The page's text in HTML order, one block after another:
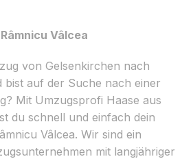
Vâlcea
von Gelsenkirchen nach
bist auf der Suche nach einer
Mit Umzugsprofi Haase aus
du schnell und einfach dein
Vâlcea. Wir sind ein
mit langjähriger